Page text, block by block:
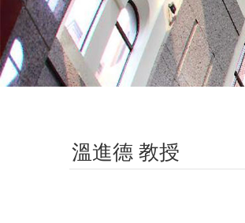
溫進德 教授